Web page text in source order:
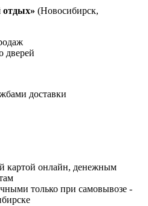
отдых» (Новосибирск,
дверей
доставки
картой онлайн, денежным
только при самовывозе -